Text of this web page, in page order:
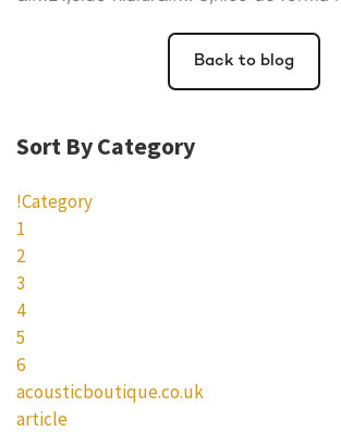
Sort By Category
!Category
1
2
3
4
5
6
acousticboutique.co.uk
article
Back to blog